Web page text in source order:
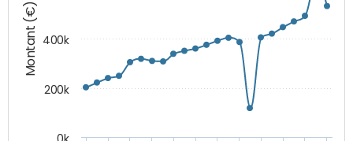
Montant (€)
200k
400k